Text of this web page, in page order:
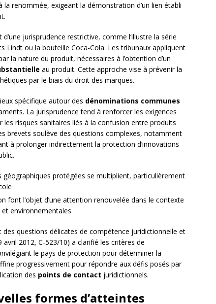
la renommée, exigeant la démonstration d’un lien établi
d’une jurisprudence restrictive, comme l’illustre la série
Lindt ou la bouteille Coca-Cola. Les tribunaux appliquent
la nature du produit, nécessaires à l’obtention d’un
au produit. Cette approche vise à prévenir la
par le biais du droit des marques.
spécifique autour des dénominations communes
La jurisprudence tend à renforcer les exigences
risques sanitaires liés à la confusion entre produits
brevets soulève des questions complexes, notamment
à prolonger indirectement la protection d’innovations
protégées se multiplient, particulièrement
font l’objet d’une attention renouvelée dans le contexte
environnementales
des questions délicates de compétence juridictionnelle et
avril 2012, C-523/10) a clarifié les critères de
le pays de protection pour déterminer la
progressivement pour répondre aux défis posés par
des points de contact juridictionnels.
formes d’atteintes